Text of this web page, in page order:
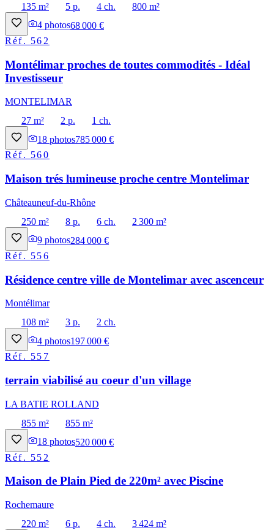
135 m²
5 p. 4 ch.
800 m²
4 photos68 000 €
Réf. 562
Montélimar proches de toutes commodités - Idéal
Investisseur
MONTELIMAR
27 m²
2 p.
1 ch.
18 photos785 000 €
Réf. 560
Maison trés lumineuse proche centre Montelimar
Châteauneuf-du-Rhône
250 m²
8 p. 6 ch.
2 300 m²
9 photos284 000 €
Réf. 556
Résidence centre ville de Montelimar avec ascenceur
Montélimar
108 m²
3 p.
2 ch.
4 photos197 000 €
Réf. 557
terrain viabilisé au coeur d'un village
LA BATIE ROLLAND
855 m²
855 m²
18 photos520 000 €
Réf. 552
Maison de Plain Pied de 220m² avec Piscine
Rochemaure
220 m²
6 p. 4 ch.
3 424 m²